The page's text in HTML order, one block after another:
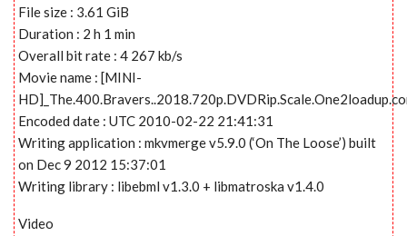
File size : 3.61 GiB
Duration : 2 h 1 min
Overall bit rate : 4 267 kb/s
Movie name : [MINI-
Encoded date : UTC 2010-02-22 21:41:31
Writing application : mkvmerge v5.9.0 (‘On The Loose’) built
on Dec 9 2012 15:37:01
Writing library : libebml v1.3.0 + libmatroska v1.4.0
Video